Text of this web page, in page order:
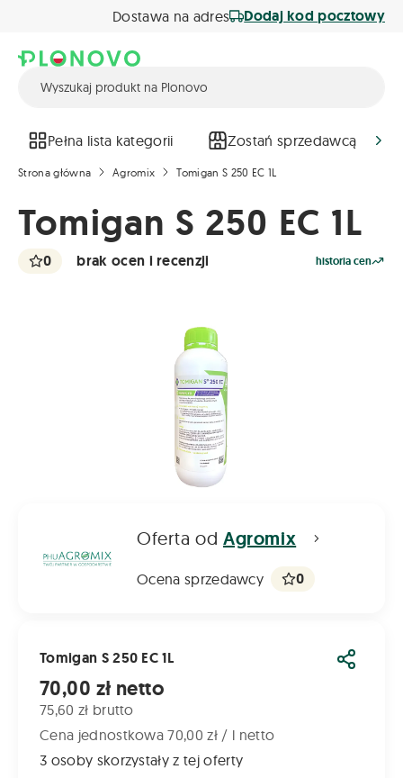
Dostawa na adres Dodaj kod pocztowy
Pełna lista kategorii Zostań sprzedawcą
Strona główna Agromix Tomigan S 250 EC 1L
Tomigan S 250 EC 1L
historia cen
0 brak ocen i recenzji
Oferta od Agromix
Ocena sprzedawcy 0
Tomigan S 250 EC 1L
Cena od
70,00 zł netto
75,60 zł brutto
Cena jednostkowa 70,00 zł / l netto
3 osoby skorzystały z tej oferty